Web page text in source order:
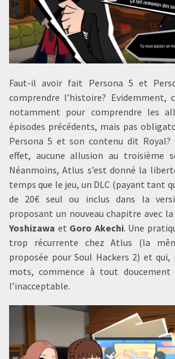
Faut-il avoir fait Persona 5 et
comprendre l’histoire? Evidemment,
notamment pour comprendre les
épisodes précédents, mais pas
Persona 5 et son contenu dit Royal?
effet, aucune allusion au troisième
Néanmoins, Atlus s’est donné la
temps que le jeu, un DLC (payant tant
de 20€ seul ou inclus dans la
proposant un nouveau chapitre avec la
Yoshizawa et Goro Akechi. Une
trop récurrente chez Atlus (la
proposée pour Soul Hackers 2) et qui,
mots, commence à tout
l’inacceptable.